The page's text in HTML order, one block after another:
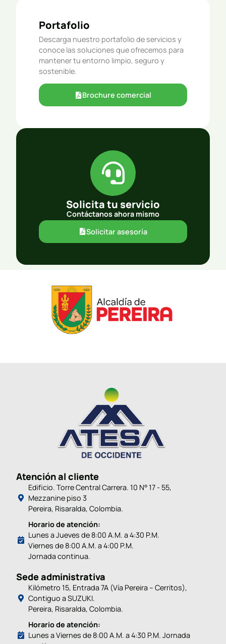
Portafolio
Descarga nuestro portafolio de servicios y
conoce las soluciones que ofrecemos para
mantener tu entorno limpio, seguro y
sostenible.
Brochure comercial
Solicita tu servicio
Contáctanos ahora mismo
Solicitar asesoría
Atención al cliente
Edificio. Torre Central Carrera. 10 N° 17 - 55,
Mezzanine piso 3
Pereira, Risaralda, Colombia.
Horario de atención:
Lunes a Jueves de 8:00 A.M. a 4:30 P.M.
Viernes de 8:00 A.M. a 4:00 P.M.
Jornada continua.
Sede administrativa
Kilómetro 15, Entrada 7A (Vía Pereira – Cerritos),
Contiguo a SUZUKI.
Pereira, Risaralda, Colombia.
Horario de atención:
Lunes a Viernes de 8:00 A.M. a 4:30 P.M. Jornada